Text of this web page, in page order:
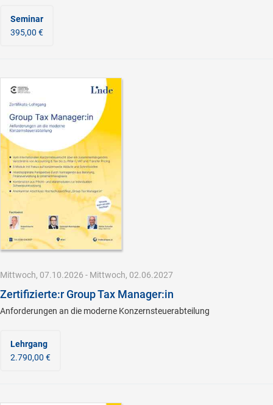
Seminar
395,00 €
Mittwoch, 07.10.2026 - Mittwoch, 02.06.2027
Zertifizierte:r Group Tax Manager:in
Anforderungen an die moderne Konzernsteuerabteilung
Lehrgang
2.790,00 €